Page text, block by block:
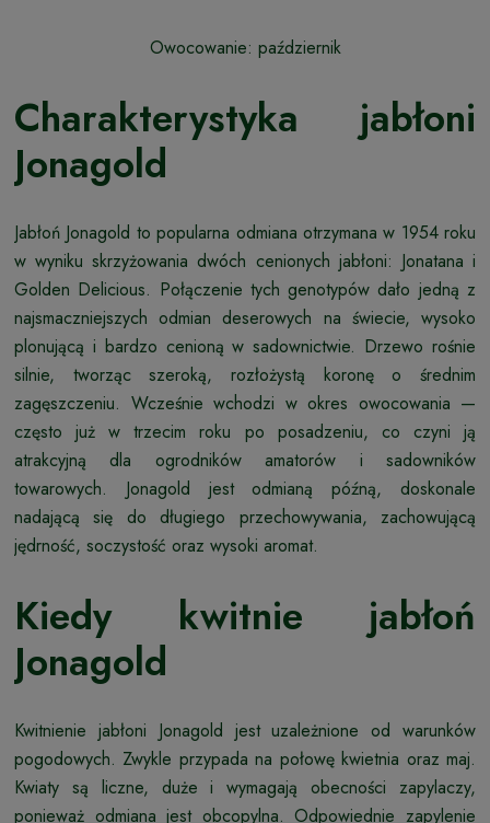
Owocowanie: październik
Charakterystyka jabłoni
Jonagold
Jabłoń Jonagold to popularna odmiana otrzymana w 1954 roku
w wyniku skrzyżowania dwóch cenionych jabłoni: Jonatana i
Golden Delicious. Połączenie tych genotypów dało jedną z
najsmaczniejszych odmian deserowych na świecie, wysoko
plonującą i bardzo cenioną w sadownictwie. Drzewo rośnie
silnie, tworząc szeroką, rozłożystą koronę o średnim
zagęszczeniu. Wcześnie wchodzi w okres owocowania —
często już w trzecim roku po posadzeniu, co czyni ją
atrakcyjną dla ogrodników amatorów i sadowników
towarowych. Jonagold jest odmianą późną, doskonale
nadającą się do długiego przechowywania, zachowującą
jędrność, soczystość oraz wysoki aromat.
Kiedy kwitnie jabłoń
Jonagold
Kwitnienie jabłoni Jonagold jest uzależnione od warunków
pogodowych. Zwykle przypada na połowę kwietnia oraz maj.
Kwiaty są liczne, duże i wymagają obecności zapylaczy,
ponieważ odmiana jest obcopylna. Odpowiednie zapylenie